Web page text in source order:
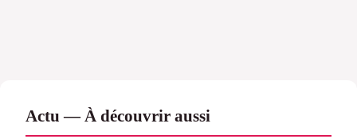
Actu — À découvrir aussi